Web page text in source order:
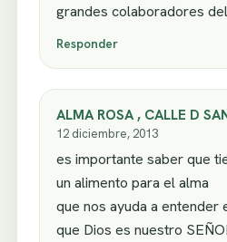
grandes colaboradores
Responder
ALMA ROSA , CALLE D
12 diciembre, 2013
es importante saber que
un alimento para el alma
que nos ayuda a
que Dios es nuestro